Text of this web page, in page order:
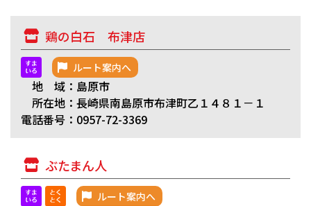
鶏の白石 布津店
ルート案内へ
地 域：島原市
所在地：長崎県南島原市布津町乙１４８１－１
電話番号：0957-72-3369
ぶたまん人
ルート案内へ